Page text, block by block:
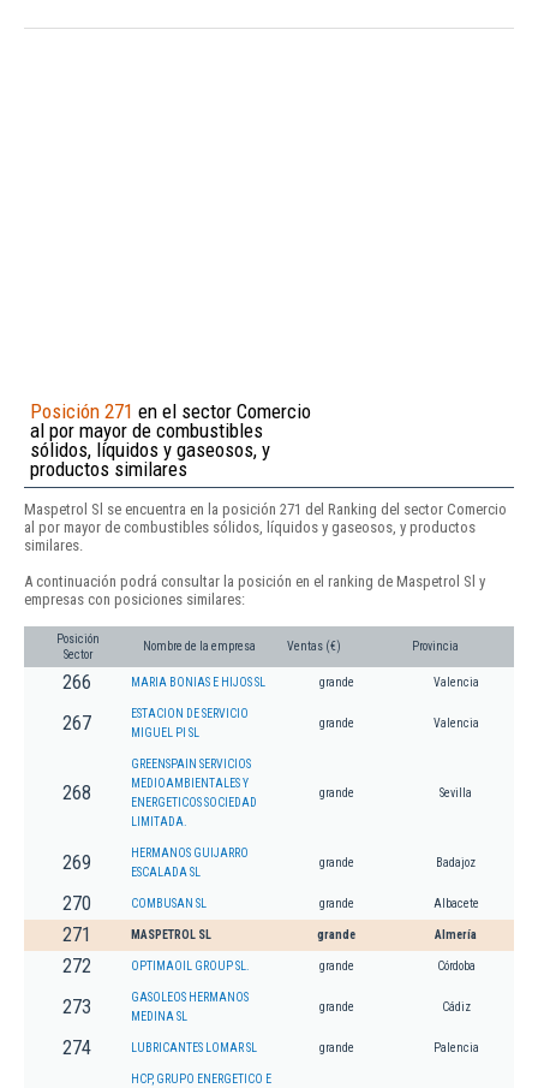
Posición 271 en el sector Comercio
al por mayor de combustibles
sólidos, líquidos y gaseosos, y
productos similares
Maspetrol Sl se encuentra en la posición 271 del Ranking del sector Comercio
al por mayor de combustibles sólidos, líquidos y gaseosos, y productos
similares.
A continuación podrá consultar la posición en el ranking de Maspetrol Sl y
empresas con posiciones similares:
Posición
Sector
Nombre de la empresa Ventas (€) Provincia
266 MARIA BONIAS E HIJOS SL grande Valencia
267
ESTACION DE SERVICIO
MIGUEL PI SL
grande Valencia
268
GREENSPAIN SERVICIOS
MEDIOAMBIENTALES Y
ENERGETICOS SOCIEDAD
LIMITADA.
grande Sevilla
269
HERMANOS GUIJARRO
ESCALADA SL
grande Badajoz
270 COMBUSAN SL grande Albacete
271 MASPETROL SL grande Almería
272 OPTIMAOIL GROUP SL. grande Córdoba
273
GASOLEOS HERMANOS
MEDINA SL
grande Cádiz
274 LUBRICANTES LOMAR SL grande Palencia
HCP, GRUPO ENERGETICO E